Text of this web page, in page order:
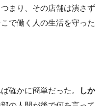
まり、その店舗は潰さず
で働く人の生活を守った
確かに簡単だった。
しか